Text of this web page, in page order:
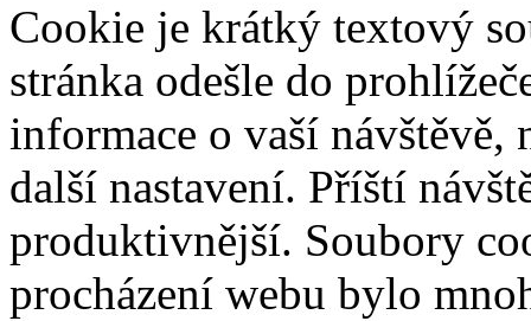
Cookie je krátký textový
stránka odešle do
informace o vaší
další nastavení. Příští
produktivnější. Soubory
procházení webu bylo